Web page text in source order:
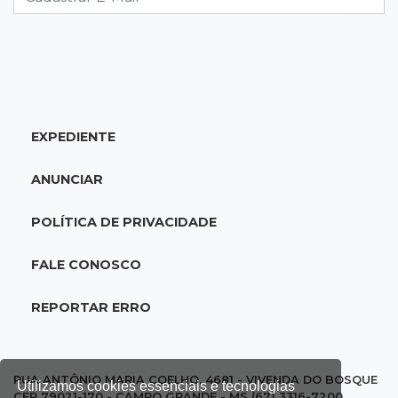
Utilizamos cookies essenciais e tecnologias
08:37Agendão de partidas
domingo de Dia dos Pais
08:30 Em Pauta
O enorme peso dos genes na obesidade
08:26O que ficou de quem partiu
EXPEDIENTE
ANUNCIAR
POLÍTICA DE PRIVACIDADE
FALE CONOSCO
REPORTAR ERRO
RUA ANTÔNIO MARIA COELHO, 4681 - VIVENDA DO BOSQUE